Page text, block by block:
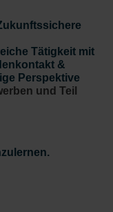
Tätigkeit mit
&
Perspektive
und Teil